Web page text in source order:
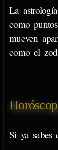
La
como
mueven
como el
Si ya sabes